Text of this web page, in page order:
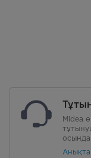
Midea
осында!